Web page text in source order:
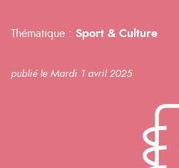
Thématique : Sport & Culture
publié le Mardi 1 avril 2025